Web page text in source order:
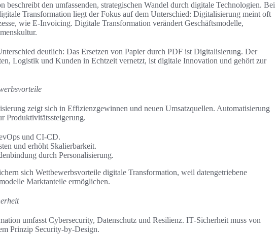
den umfassenden, strategischen Wandel durch digitale Technologien. Bei
Transformation liegt der Fokus auf dem Unterschied: Digitalisierung meint oft
wie E‑Invoicing. Digitale Transformation verändert Geschäftsmodelle,
deutlich: Das Ersetzen von Papier durch PDF ist Digitalisierung. Der
Logistik und Kunden in Echtzeit vernetzt, ist digitale Innovation und gehört zur
zeigt sich in Effizienzgewinnen und neuen Umsatzquellen. Automatisierung
Produktivitätssteigerung.
und CI‑CD.
und erhöht Skalierbarkeit.
durch Personalisierung.
sich Wettbewerbsvorteile digitale Transformation, weil datengetriebene
Marktanteile ermöglichen.
umfasst Cybersecurity, Datenschutz und Resilienz. IT‑Sicherheit muss von
Prinzip Security‑by‑Design.